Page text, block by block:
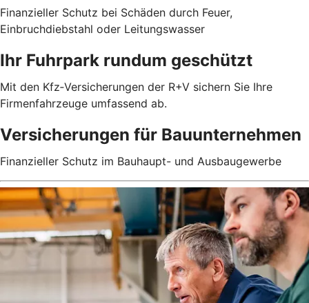
Finanzieller Schutz bei Schäden durch Feuer,
Einbruchdiebstahl oder Leitungswasser
Ihr Fuhrpark rundum geschützt
Mit den Kfz‑Versicherungen der R+V sichern Sie Ihre
Firmenfahrzeuge umfassend ab.
Versicherungen für Bauunternehmen
Finanzieller Schutz im Bauhaupt- und Ausbaugewerbe